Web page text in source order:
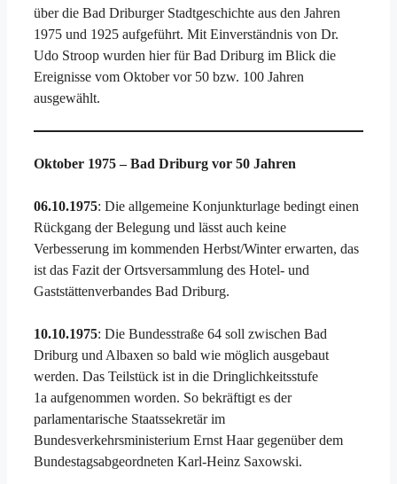
über die Bad Driburger Stadtgeschichte aus den Jahren
1975 und 1925 aufgeführt. Mit Einverständnis von Dr.
Udo Stroop wurden hier für Bad Driburg im Blick die
Ereignisse vom Oktober vor 50 bzw. 100 Jahren
ausgewählt.
Oktober 1975 – Bad Driburg vor 50 Jahren
06.10.1975: Die allgemeine Konjunkturlage bedingt einen
Rückgang der Belegung und lässt auch keine
Verbesserung im kommenden Herbst/Winter erwarten, das
ist das Fazit der Ortsversammlung des Hotel- und
Gaststättenverbandes Bad Driburg.
10.10.1975: Die Bundesstraße 64 soll zwischen Bad
Driburg und Albaxen so bald wie möglich ausgebaut
werden. Das Teilstück ist in die Dringlichkeitsstufe
1a aufgenommen worden. So bekräftigt es der
parlamentarische Staatssekretär im
Bundesverkehrsministerium Ernst Haar gegenüber dem
Bundestagsabgeordneten Karl-Heinz Saxowski.